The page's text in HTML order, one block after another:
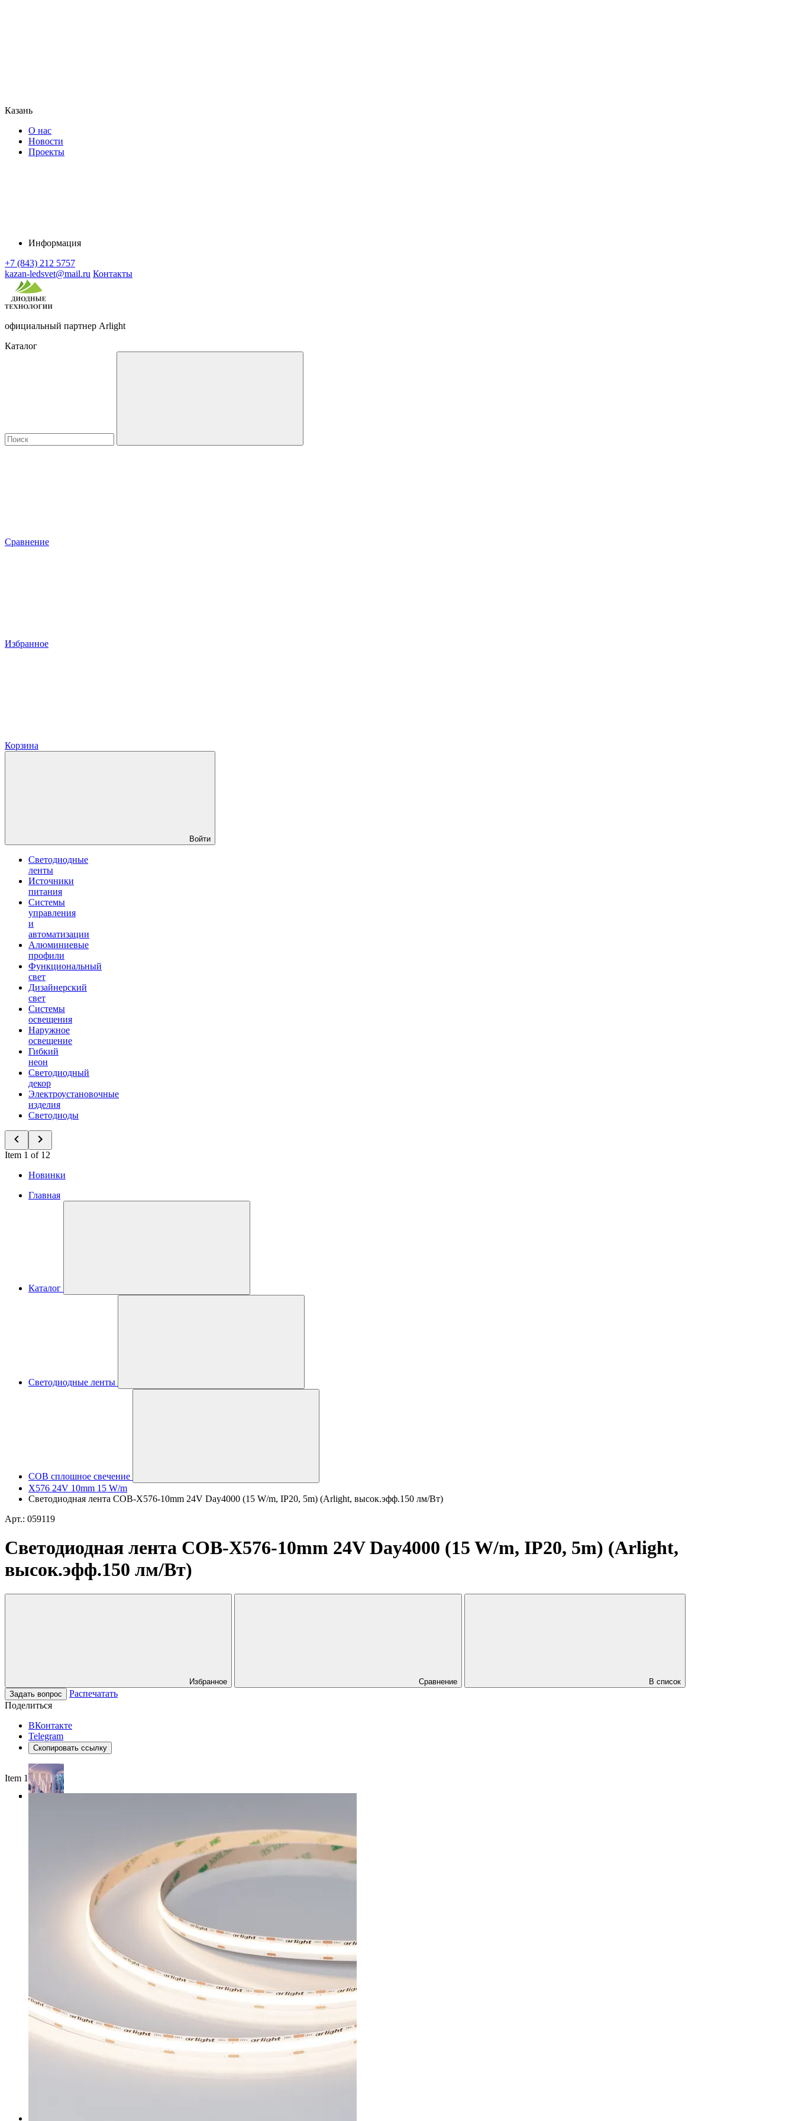
Казань
О нас
Новости
Проекты
Информация
+7 (843) 212 5757
kazan-ledsvet@mail.ru Контакты
официальный партнер Arlight
Каталог
Сравнение
Избранное
Корзина
Войти
Светодиодные
ленты
Источники
питания
Системы
управления
и
автоматизации
Алюминиевые
профили
Функциональный
свет
Дизайнерский
свет
Системы
освещения
Наружное
освещение
Гибкий
неон
Светодиодный
декор
Электроустановочные
изделия
Светодиоды
Item 1 of 12
Новинки
Главная
Каталог
Светодиодные ленты
COB сплошное свечение
X576 24V 10mm 15 W/m
Светодиодная лента COB-X576-10mm 24V Day4000 (15 W/m, IP20, 5m) (Arlight, высок.эфф.150 лм/Вт)
Арт.: 059119
Светодиодная лента COB-X576-10mm 24V Day4000 (15 W/m, IP20, 5m) (Arlight,
высок.эфф.150 лм/Вт)
Избранное Сравнение
В список
Задать вопрос
Распечатать
Поделиться
ВКонтакте
Telegram
Скопировать ссылку
Item 1 of 4